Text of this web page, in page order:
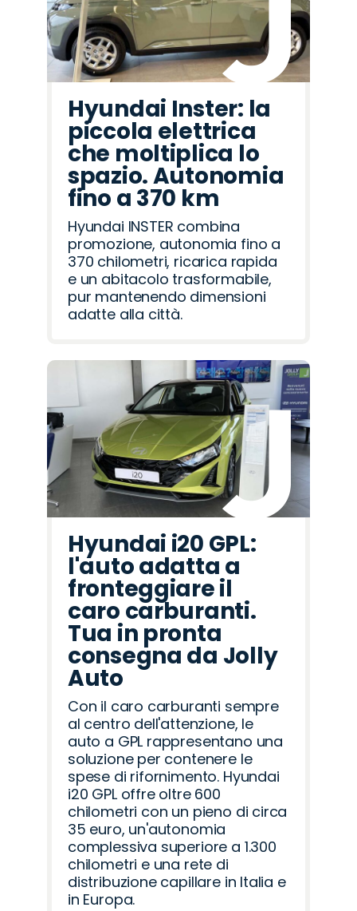
Hyundai Inster: la
piccola elettrica
che moltiplica lo
spazio. Autonomia
fino a 370 km
Hyundai INSTER combina
promozione, autonomia fino a
370 chilometri, ricarica rapida
e un abitacolo trasformabile,
pur mantenendo dimensioni
adatte alla città.
Hyundai i20 GPL:
l'auto adatta a
fronteggiare il
caro carburanti.
Tua in pronta
consegna da Jolly
Auto
Con il caro carburanti sempre
al centro dell'attenzione, le
auto a GPL rappresentano una
soluzione per contenere le
spese di rifornimento. Hyundai
i20 GPL offre oltre 600
chilometri con un pieno di circa
35 euro, un'autonomia
complessiva superiore a 1.300
chilometri e una rete di
distribuzione capillare in Italia e
in Europa.